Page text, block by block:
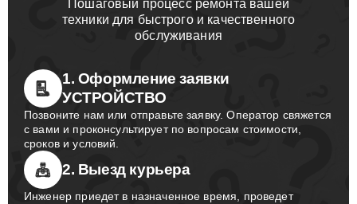
Пошаговый процесс ремонта вашей
техники для быстрого и качественного
обслуживания
1. Оформление заявки
УСТРОЙСТВО
Позвоните нам или отправьте заявку. Оператор свяжется
с вами и проконсультирует по вопросам стоимости,
сроков и условий.
2. Выезд курьера
Инженер приедет в назначенное время, проведет